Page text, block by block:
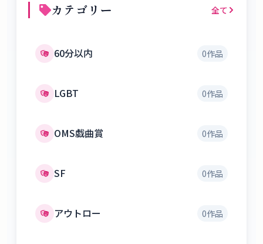
カテゴリー 全て
60分以内 0作品
LGBT 0作品
OMS戯曲賞 0作品
SF 0作品
アウトロー 0作品